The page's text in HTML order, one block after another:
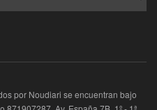
por Noudiari se encuentran bajo